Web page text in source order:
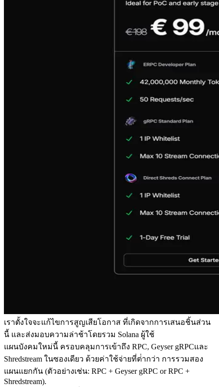
เราตั้งใจจะแก้ไขการสูญเสียโอกาส ที่เกิดจากการเสนอชิ้นส่วน
นี้ และส่งมอบความล่าช้าโดยรวม Solana ผู้ใช้
แผนบังคมใหม่นี้ ครอบคลุมการเข้าถึง RPC, Geyser gRPCและ
Shredstream ในซองเดียว ด้วยค่าใช้จ่ายที่ต่ํากว่า การรวมสอง
แผนแยกกัน (ตัวอย่างเช่น: RPC + Geyser gRPC or RPC +
Shredstream).